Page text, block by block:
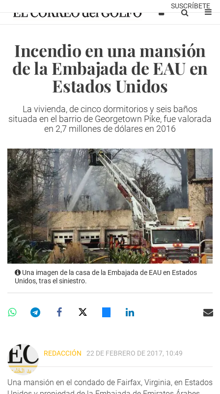
SUSCRÍBETE
Incendio en una mansión
de la Embajada de EAU en
Estados Unidos
La vivienda, de cinco dormitorios y seis baños
situada en el barrio de Georgetown Pike, fue valorada
en 2,7 millones de dólares en 2016
Una imagen de la casa de la Embajada de EAU en Estados
Unidos, tras el siniestro.
REDACCIÓN 22 DE FEBRERO DE 2017, 10:49
Una mansión en el condado de Fairfax, Virginia, en Estados